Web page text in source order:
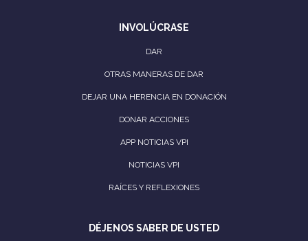
INVOLÚCRASE
DAR
OTRAS MANERAS DE DAR
DEJAR UNA HERENCIA EN DONACIÓN
DONAR ACCIONES
APP NOTICIAS VPI
NOTICIAS VPI
RAÍCES Y REFLEXIONES
DÉJENOS SABER DE USTED